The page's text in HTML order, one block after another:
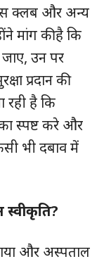
क्लब और अन्य
मांग की है कि
जाए, उन पर
प्रदान की
रही है कि
स्पष्ट करे और
भी दबाव में
और अस्पताल